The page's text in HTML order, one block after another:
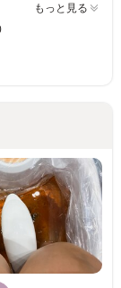
もっと見る